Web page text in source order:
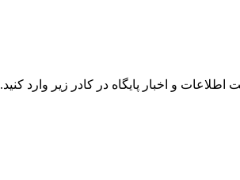
و اخبار پایگاه در کادر زیر وارد کنید.